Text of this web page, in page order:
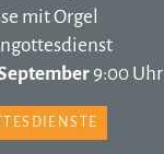
mit Orgel
9:00 Uhr